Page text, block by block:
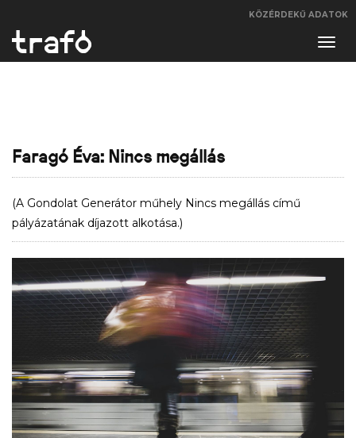
KÖZÉRDEKŰ ADATOK
Faragó Éva: Nincs megállás
(A Gondolat Generátor műhely Nincs megállás című
pályázatának díjazott alkotása.)